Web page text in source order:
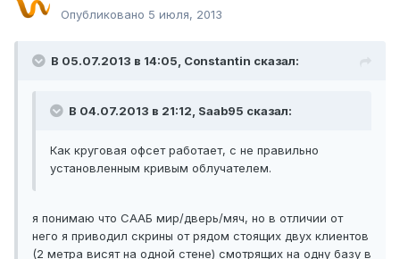
Опубликовано 5 июля, 2013
В 05.07.2013 в 14:05, Constantin сказал:
В 04.07.2013 в 21:12, Saab95 сказал:
Как круговая офсет работает, с не правильно
установленным кривым облучателем.
я понимаю что СААБ мир/дверь/мяч, но в отличии от
него я приводил скрины от рядом стоящих двух клиентов
(2 метра висят на одной стене) смотрящих на одну базу в